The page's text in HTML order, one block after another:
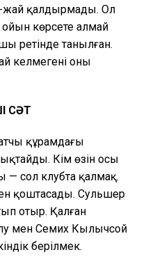
жай қалдырмады. Ол
көрсете алмай
ретінде танылған.
келмегені оның
СӘТ
құрамдағы
Кім өзін осы
— сол клубта қалмақ.
қоштасады. Сульшер
отыр. Қалған
мен Семих Кылычсой
берілмек.